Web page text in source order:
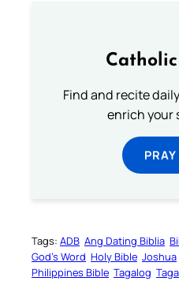
Find and recite
enrich your
Tags: ADB Ang Dating Biblia
God’s Word Holy Bible Joshua
Philippines Bible Tagalog